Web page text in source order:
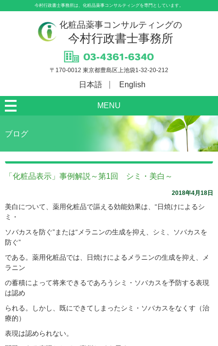
日本語 English
今村行政書士事務所は、化粧品薬事コンサルティングを専門としています。
化粧品薬事コンサルティングの
今村行政書士事務所
〒170-0012 東京都豊島区上池袋1-32-20-212
ブログ
「化粧品表示」事例解説～第1回 シミ・美白～
2018年4月18日
美白について、薬用化粧品で謳える効能効果は、“日焼けによるシ
ミ・
ソバカスを防ぐ”または“メラニンの生成を抑え、シミ、ソバカスを
防ぐ”
である。薬用化粧品では、日焼けによるメラニンの生成を抑え、メ
ラニン
の蓄積によって将来できるであろうシミ・ソバカスを予防する表現
は認め
られる。しかし、既にできてしまったシミ・ソバカスをなくす（治
療的）
表現は認められない。
MENU